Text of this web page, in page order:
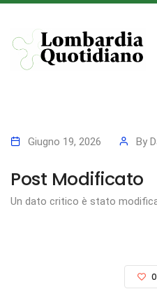
Giugno 19, 2026 By
Post Modificato
Un dato critico è stato
0